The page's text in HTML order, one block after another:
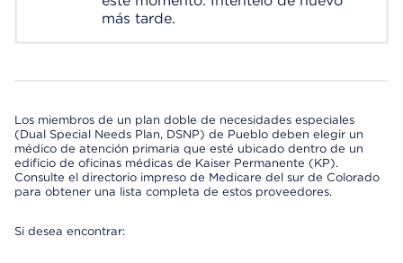
más tarde.
Los miembros de un plan doble de necesidades especiales
(Dual Special Needs Plan, DSNP) de Pueblo deben elegir un
médico de atención primaria que esté ubicado dentro de un
edificio de oficinas médicas de Kaiser Permanente (KP).
Consulte el directorio impreso de Medicare del sur de Colorado
para obtener una lista completa de estos proveedores.
Si desea encontrar: